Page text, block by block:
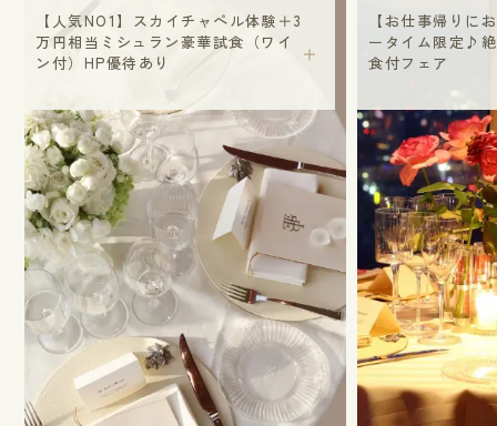
】スカイチャペル体験＋3
シュラン豪華試食（ワイ
優待あり
【お仕事帰りにおススメ♪】
ータイム限定♪絶景の夜景と
食付フェア